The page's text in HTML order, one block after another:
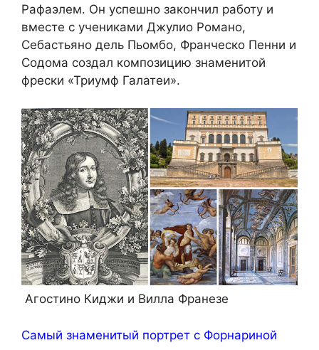
Рафаэлем. Он успешно закончил работу и
вместе с учениками Джулио Романо,
Себастьяно дель Пьомбо, Франческо Пенни и
Содома создал композицию знаменитой
фрески «Триумф Галатеи».
Агостино Киджи и Вилла Франезе
Самый знаменитый портрет с Форнариной